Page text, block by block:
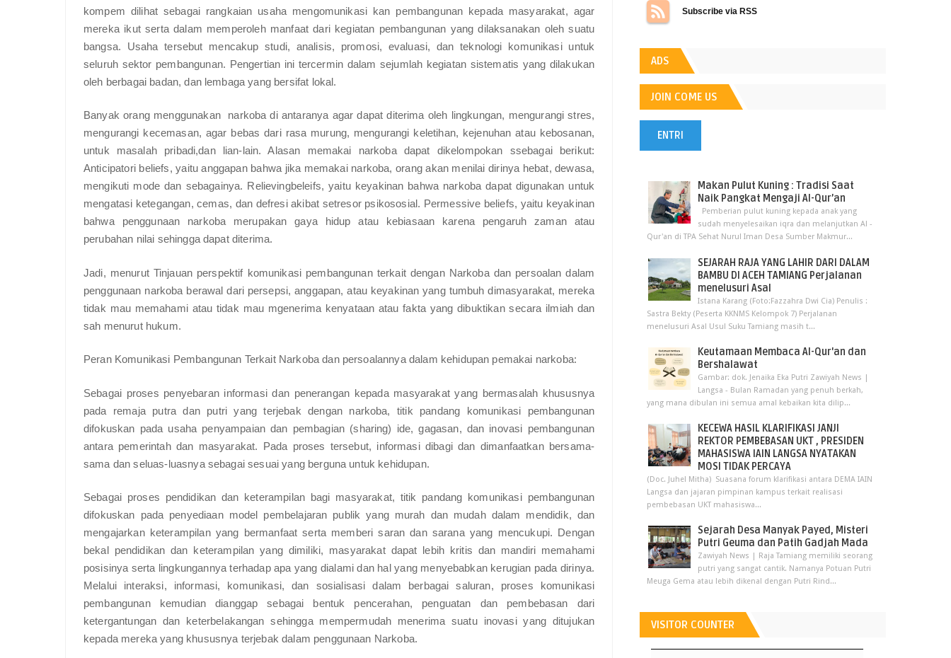
kompem dilihat sebagai rangkaian usaha mengomunikasi kan pembangunan kepada masyarakat, agar
mereka ikut serta dalam memperoleh manfaat dari kegiatan pembangunan yang dilaksanakan oleh suatu
bangsa. Usaha tersebut mencakup studi, analisis, promosi, evaluasi, dan teknologi komunikasi untuk
seluruh sektor pembangunan. Pengertian ini tercermin dalam sejumlah kegiatan sistematis yang dilakukan
oleh berbagai badan, dan lembaga yang bersifat lokal.
Banyak orang menggunakan narkoba di antaranya agar dapat diterima oleh lingkungan, mengurangi stres,
mengurangi kecemasan, agar bebas dari rasa murung, mengurangi keletihan, kejenuhan atau kebosanan,
untuk masalah pribadi,dan lian-lain. Alasan memakai narkoba dapat dikelompokan ssebagai berikut:
Anticipatori beliefs, yaitu anggapan bahwa jika memakai narkoba, orang akan menilai dirinya hebat, dewasa,
mengikuti mode dan sebagainya. Relievingbeleifs, yaitu keyakinan bahwa narkoba dapat digunakan untuk
mengatasi ketegangan, cemas, dan defresi akibat setresor psikososial. Permessive beliefs, yaitu keyakinan
bahwa penggunaan narkoba merupakan gaya hidup atau kebiasaan karena pengaruh zaman atau
perubahan nilai sehingga dapat diterima.
Jadi, menurut Tinjauan perspektif komunikasi pembangunan terkait dengan Narkoba dan persoalan dalam
penggunaan narkoba berawal dari persepsi, anggapan, atau keyakinan yang tumbuh dimasyarakat, mereka
tidak mau memahami atau tidak mau mgenerima kenyataan atau fakta yang dibuktikan secara ilmiah dan
sah menurut hukum.
Peran Komunikasi Pembangunan Terkait Narkoba dan persoalannya dalam kehidupan pemakai narkoba:
Sebagai proses penyebaran informasi dan penerangan kepada masyarakat yang bermasalah khususnya
pada remaja putra dan putri yang terjebak dengan narkoba, titik pandang komunikasi pembangunan
difokuskan pada usaha penyampaian dan pembagian (sharing) ide, gagasan, dan inovasi pembangunan
antara pemerintah dan masyarakat. Pada proses tersebut, informasi dibagi dan dimanfaatkan bersama-
sama dan seluas-luasnya sebagai sesuai yang berguna untuk kehidupan.
Sebagai proses pendidikan dan keterampilan bagi masyarakat, titik pandang komunikasi pembangunan
difokuskan pada penyediaan model pembelajaran publik yang murah dan mudah dalam mendidik, dan
mengajarkan keterampilan yang bermanfaat serta memberi saran dan sarana yang mencukupi. Dengan
bekal pendidikan dan keterampilan yang dimiliki, masyarakat dapat lebih kritis dan mandiri memahami
posisinya serta lingkungannya terhadap apa yang dialami dan hal yang menyebabkan kerugian pada dirinya.
Melalui interaksi, informasi, komunikasi, dan sosialisasi dalam berbagai saluran, proses komunikasi
pembangunan kemudian dianggap sebagai bentuk pencerahan, penguatan dan pembebasan dari
ketergantungan dan keterbelakangan sehingga mempermudah menerima suatu inovasi yang ditujukan
kepada mereka yang khususnya terjebak dalam penggunaan Narkoba.
Subscribe via RSS
ADS
JOIN COME US
ENTRI
Makan Pulut Kuning : Tradisi Saat
Naik Pangkat Mengaji Al-Qur’an
Pemberian pulut kuning kepada anak yang
sudah menyelesaikan iqra dan melanjutkan Al -
Qur'an di TPA Sehat Nurul Iman Desa Sumber Makmur...
SEJARAH RAJA YANG LAHIR DARI DALAM
BAMBU DI ACEH TAMIANG Perjalanan
menelusuri Asal
Istana Karang (Foto:Fazzahra Dwi Cia) Penulis :
Sastra Bekty (Peserta KKNMS Kelompok 7) Perjalanan
menelusuri Asal Usul Suku Tamiang masih t...
Keutamaan Membaca Al-Qur'an dan
Bershalawat
Gambar: dok. Jenaika Eka Putri Zawiyah News |
Langsa - Bulan Ramadan yang penuh berkah,
yang mana dibulan ini semua amal kebaikan kita dilip...
KECEWA HASIL KLARIFIKASI JANJI
REKTOR PEMBEBASAN UKT , PRESIDEN
MAHASISWA IAIN LANGSA NYATAKAN
MOSI TIDAK PERCAYA
(Doc. Juhel Mitha) Suasana forum klarifikasi antara DEMA IAIN
Langsa dan jajaran pimpinan kampus terkait realisasi
pembebasan UKT mahasiswa...
Sejarah Desa Manyak Payed, Misteri
Putri Geuma dan Patih Gadjah Mada
Zawiyah News | Raja Tamiang memiliki seorang
putri yang sangat cantik. Namanya Potuan Putri
Meuga Gema atau lebih dikenal dengan Putri Rind...
VISITOR COUNTER